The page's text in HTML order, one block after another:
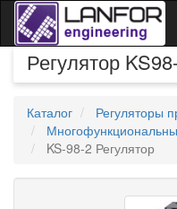
Регулятор
Каталог Регуляторы
KS-98-2 Регулятор